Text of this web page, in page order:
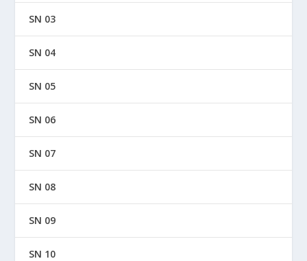
SN 03
SN 04
SN 05
SN 06
SN 07
SN 08
SN 09
SN 10